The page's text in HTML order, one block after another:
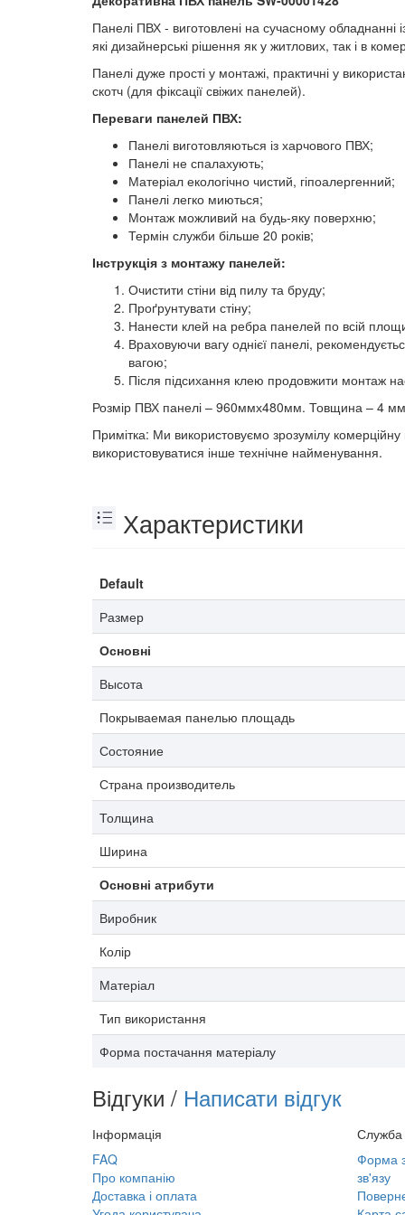
Панелі ПВХ - виготовлені на сучасному обладнанні
які дизайнерські рішення як у житлових, так і в
Панелі дуже прості у монтажі, практичні у
скотч (для фіксації свіжих панелей).
Переваги панелей ПВХ:
Панелі виготовляються із харчового ПВХ;
Панелі не спалахують;
Матеріал екологічно чистий, гіпоалергенний;
Панелі легко миються;
Монтаж можливий на будь-яку поверхню;
Термін служби більше 20 років;
Інструкція з монтажу панелей:
Очистити стіни від пилу та бруду;
Проґрунтувати стіну;
Нанести клей на ребра панелей по всій
Враховуючи вагу однієї панелі,
вагою;
Після підсихання клею продовжити монтаж
Розмір ПВХ панелі – 960ммх480мм. Товщина – 4
Примітка: Ми використовуємо зрозумілу
використовуватися інше технічне найменування.
Характеристики
Default
Размер
Основні
Высота
Покрываемая панелью площадь
Состояние
Страна производитель
Толщина
Ширина
Основні атрибути
Виробник
Колір
Матеріал
Тип використання
Форма постачання матеріалу
Відгуки / Написати відгук
Інформація
FAQ
Про компанію
Доставка і оплата
Служба
Форма
зв'язу